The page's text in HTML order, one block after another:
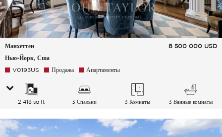
Манхеттен
Нью-Йорк, Сша
8 500 000 USD
V0193US Продажа Апартаменты
2 418 sq ft 3 Спальни 3 Комнаты 3 Ванные комнаты